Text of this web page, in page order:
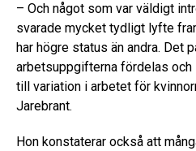
– Och något som var väldigt
svarade mycket tydligt lyfte
har högre status än andra. Det
arbetsuppgifterna fördelas
till variation i arbetet för
Jarebrant.
Hon konstaterar också att